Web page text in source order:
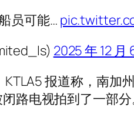
员可能…
2025 年 12 月
报道称，南加
路电视拍到了一部分